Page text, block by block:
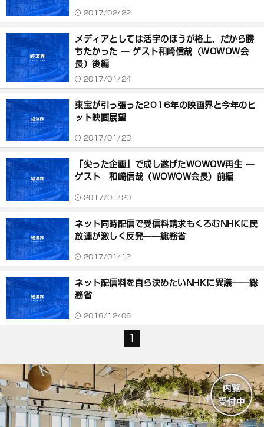
2017/02/22
メディアとしては活字のほうが格上、だから勝
ちたかった ― ゲスト和崎信哉（WOWOW会
長）後編
2017/01/24
東宝が引っ張った2016年の映画界と今年のヒ
ット映画展望
2017/01/23
「尖った企画」で成し遂げたWOWOW再生 ―
ゲスト 和崎信哉（WOWOW会長）前編
2017/01/20
ネット同時配信で受信料請求もくろむNHKに民
放連が激しく反発――総務省
2017/01/12
ネット配信料を自ら決めたいNHKに異議――総
務省
2016/12/06
1